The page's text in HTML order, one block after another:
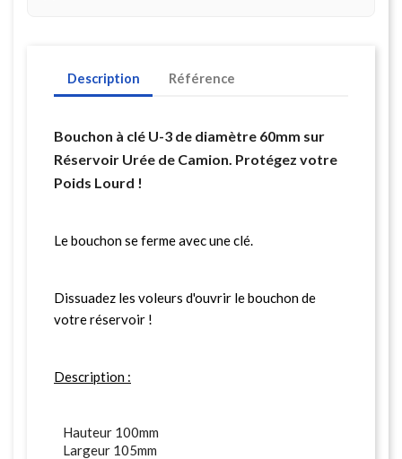
Description Référence
Bouchon à clé U-3 de diamètre 60mm sur
Réservoir Urée de Camion. Protégez votre
Poids Lourd !
Le bouchon se ferme avec une clé.
Dissuadez les voleurs d'ouvrir le bouchon de
votre réservoir !
Description :
Hauteur 100mm
Largeur 105mm